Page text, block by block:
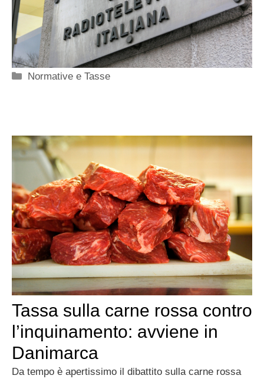
Categorie
Normative e Tasse
Tassa sulla carne rossa contro
l’inquinamento: avviene in
Danimarca
Da tempo è apertissimo il dibattito sulla carne rossa